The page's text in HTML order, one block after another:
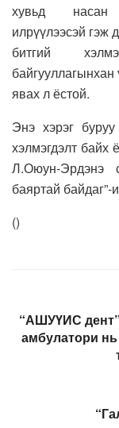
хувьд
илрүүлээсэй гэж
битгий
явах л ёстой.
Энэ хэрэг
хэлмэгдэлт
Л.Оюун-Эрдэнэ
баяртай байдаг”-
()
“АШУҮИС
амбулатори